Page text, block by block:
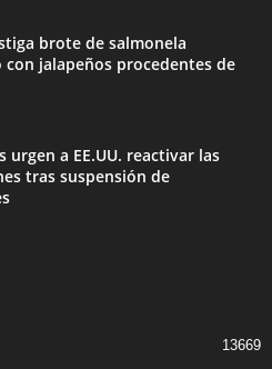
brote de salmonela
con jalapeños procedentes de
urgen a EE.UU. reactivar las
tras suspensión de
13669